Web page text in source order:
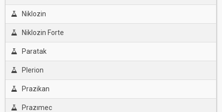
Niklozin
Niklozin Forte
Paratak
Plerion
Prazikan
Prazımec